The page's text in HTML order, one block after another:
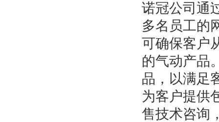
诺冠公司通
多名员工的
可确保客户
的气动产品
品，以满足
为客户提供
售技术咨询